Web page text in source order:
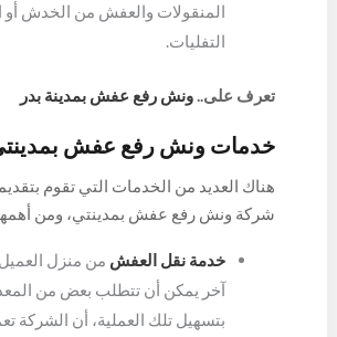
المنقولات والعفش من الخدش أو
التفليات.
تعرف على..ونش رفع عفش بمدينة بدر
خدمات ونش رفع عفش
هناك العديد من الخدمات التي تقوم
شركة ونش رفع عفش بمدينتي، ومن أهمها
خدمة نقل العفش من منزل
آخر يمكن أن تتطلب بعض من
بتسهيل تلك العملية، أن الشركة